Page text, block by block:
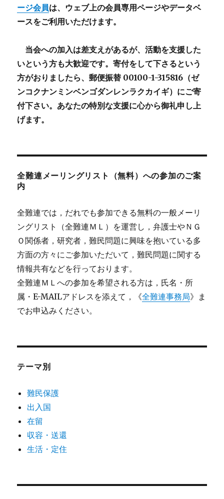
ージ会員は、ウェブ上の会員専用ページやデータベ
ースをご利用いただけます。
当会への加入は差支えがあるが、活動を支援した
いという方も大歓迎です。寄付をして下さるという
方がおりましたら、郵便振替 00100-1-315816（ゼ
ンコクナンミンベンゴダンレンラクカイギ）にご寄
付下さい。あなたの特別な支援に心から御礼申し上
げます。
全難連メーリングリスト（無料）への参加のご案
内
全難連では，だれでも参加できる無料の一般メーリ
ングリスト（全難連ＭＬ）を運営し，弁護士やＮＧ
Ｏ関係者，研究者，難民問題に興味を抱いている多
方面の方々にご参加いただいて，難民問題に関する
情報共有などを行っております。
全難連ＭＬへの参加を希望される方は，氏名・所
属・E-MAILアドレスを添えて，《全難連事務局》ま
でお申込みください。
テーマ別
難民保護
出入国
在留
収容・送還
生活・定住